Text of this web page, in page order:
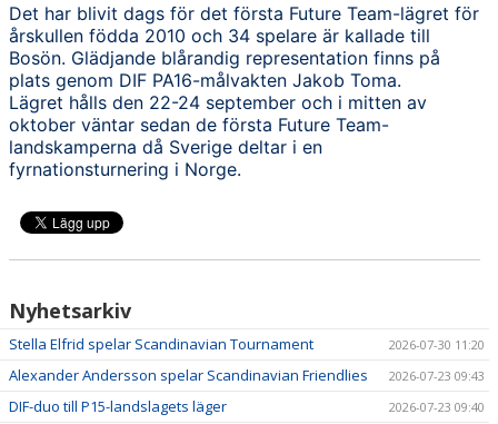
Det har blivit dags för det första Future Team-lägret för
årskullen födda 2010 och 34 spelare är kallade till
Bosön. Glädjande blårandig representation finns på
plats genom DIF PA16-målvakten Jakob Toma.
Lägret hålls den 22-24 september och i mitten av
oktober väntar sedan de första Future Team-
landskamperna då Sverige deltar i en
fyrnationsturnering i Norge.
Nyhetsarkiv
Stella Elfrid spelar Scandinavian Tournament 2026-07-30 11:20
Alexander Andersson spelar Scandinavian Friendlies 2026-07-23 09:43
DIF-duo till P15-landslagets läger 2026-07-23 09:40